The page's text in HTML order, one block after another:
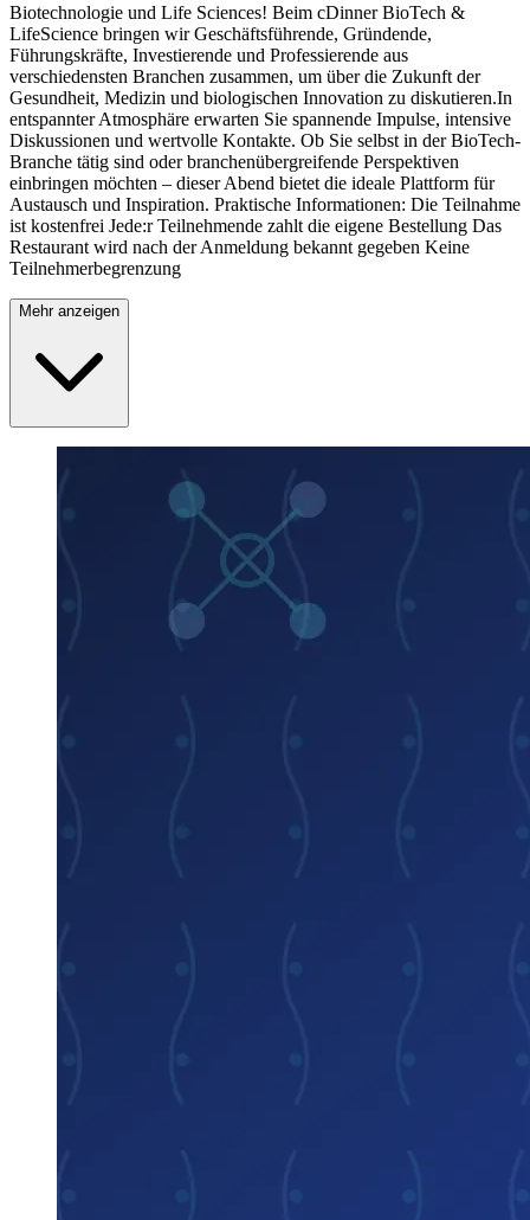
Biotechnologie und Life Sciences! Beim cDinner BioTech &
LifeScience bringen wir Geschäftsführende, Gründende,
Führungskräfte, Investierende und Professierende aus
verschiedensten Branchen zusammen, um über die Zukunft der
Gesundheit, Medizin und biologischen Innovation zu diskutieren.In
entspannter Atmosphäre erwarten Sie spannende Impulse, intensive
Diskussionen und wertvolle Kontakte. Ob Sie selbst in der BioTech-
Branche tätig sind oder branchenübergreifende Perspektiven
einbringen möchten – dieser Abend bietet die ideale Plattform für
Austausch und Inspiration. Praktische Informationen: Die Teilnahme
ist kostenfrei Jede:r Teilnehmende zahlt die eigene Bestellung Das
Restaurant wird nach der Anmeldung bekannt gegeben Keine
Teilnehmerbegrenzung
Mehr anzeigen